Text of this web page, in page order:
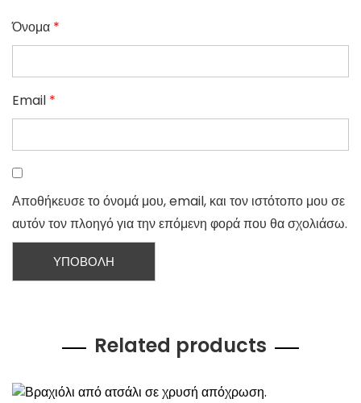
Όνομα *
Email *
Αποθήκευσε το όνομά μου, email, και τον ιστότοπο μου σε
αυτόν τον πλοηγό για την επόμενη φορά που θα σχολιάσω.
Related products